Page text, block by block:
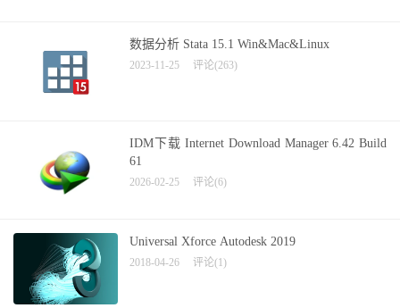
数据分析 Stata 15.1 Win&Mac&Linux
2023-11-25 评论(263)
IDM下载 Internet Download Manager 6.42 Build
61
2026-02-25 评论(6)
Universal Xforce Autodesk 2019
2018-04-26 评论(1)